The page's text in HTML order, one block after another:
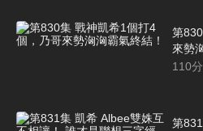
第
來勢
110
第